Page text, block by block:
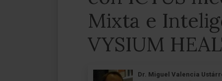
Mixta e
VYSIUM
Dr. Miguel Valencia